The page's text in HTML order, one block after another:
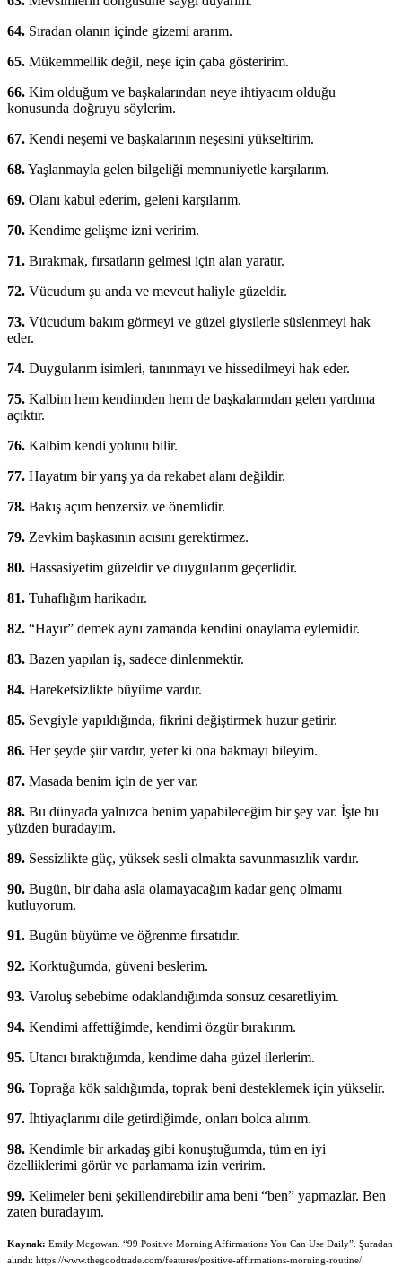
64. Sıradan olanın içinde gizemi ararım.
65. Mükemmellik değil, neşe için çaba gösteririm.
66. Kim olduğum ve başkalarından neye ihtiyacım olduğu
konusunda doğruyu söylerim.
67. Kendi neşemi ve başkalarının neşesini yükseltirim.
68.Yaşlanmayla gelen bilgeliği memnuniyetle karşılarım.
69. Olanı kabul ederim, geleni karşılarım.
70. Kendime gelişme izni veririm.
71. Bırakmak, fırsatların gelmesi için alan yaratır.
72. Vücudum şu anda ve mevcut haliyle güzeldir.
73. Vücudum bakım görmeyi ve güzel giysilerle süslenmeyi hak
eder.
74. Duygularım isimleri, tanınmayı ve hissedilmeyi hak eder.
75. Kalbim hem kendimden hem de başkalarından gelen yardıma
açıktır.
76. Kalbim kendi yolunu bilir.
77. Hayatım bir yarış ya da rekabet alanı değildir.
78. Bakış açım benzersiz ve önemlidir.
79. Zevkim başkasının acısını gerektirmez.
80. Hassasiyetim güzeldir ve duygularım geçerlidir.
81. Tuhaflığım harikadır.
82. “Hayır” demek aynı zamanda kendini onaylama eylemidir.
83. Bazen yapılan iş, sadece dinlenmektir.
84. Hareketsizlikte büyüme vardır.
85. Sevgiyle yapıldığında, fikrini değiştirmek huzur getirir.
86. Her şeyde şiir vardır, yeter ki ona bakmayı bileyim.
87. Masada benim için de yer var.
88. Bu dünyada yalnızca benim yapabileceğim bir şey var. İşte bu
yüzden buradayım.
89. Sessizlikte güç, yüksek sesli olmakta savunmasızlık vardır.
90. Bugün, bir daha asla olamayacağım kadar genç olmamı
kutluyorum.
91. Bugün büyüme ve öğrenme fırsatıdır.
92. Korktuğumda, güveni beslerim.
93. Varoluş sebebime odaklandığımda sonsuz cesaretliyim.
94. Kendimi affettiğimde, kendimi özgür bırakırım.
95. Utancı bıraktığımda, kendime daha güzel ilerlerim.
96. Toprağa kök saldığımda, toprak beni desteklemek için yükselir.
97. İhtiyaçlarımı dile getirdiğimde, onları bolca alırım.
98. Kendimle bir arkadaş gibi konuştuğumda, tüm en iyi
özelliklerimi görür ve parlamama izin veririm.
99. Kelimeler beni şekillendirebilir ama beni “ben” yapmazlar. Ben
zaten buradayım.
Kaynak: Emily Mcgowan. “99 Positive Morning Affirmations You Can Use Daily”. Şuradan
alındı: https://www.thegoodtrade.com/features/positive-affirmations-morning-routine/.